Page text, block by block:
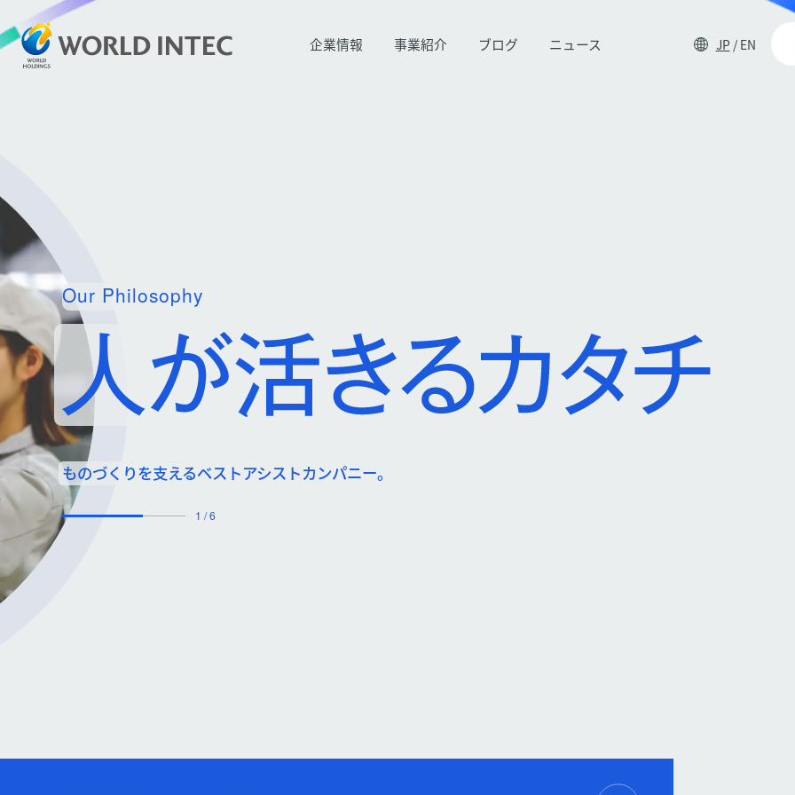
企業情報 事業紹介 ブログ ニュース JP / EN
Our Philosophy
ものづくりを支えるベストアシストカンパニー。
2 /6